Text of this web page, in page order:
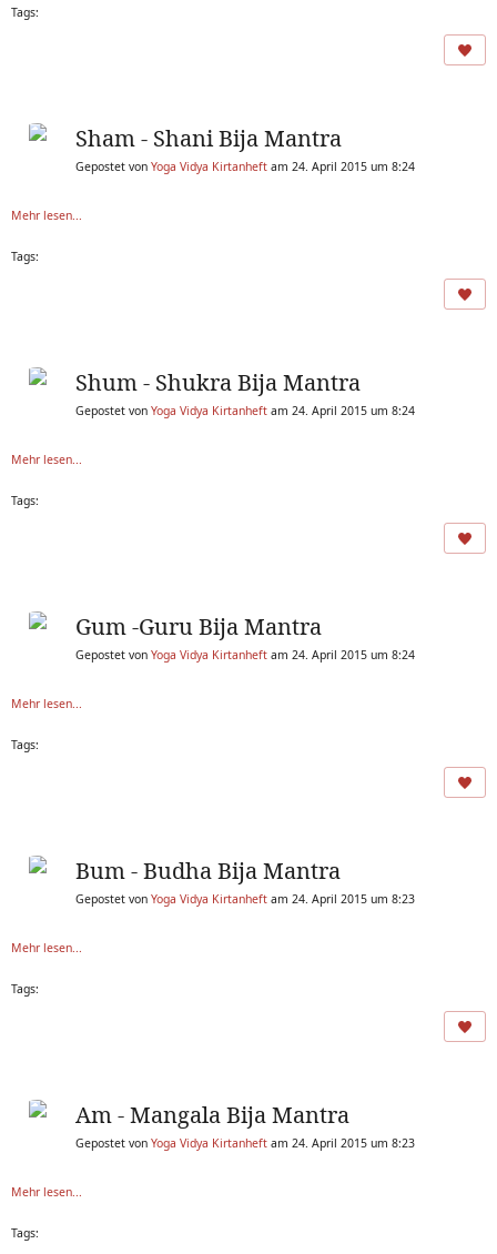
Tags:
Sham - Shani Bija Mantra
Gepostet von Yoga Vidya Kirtanheft am 24. April 2015 um 8:24
Mehr lesen...
Tags:
Shum - Shukra Bija Mantra
Gepostet von Yoga Vidya Kirtanheft am 24. April 2015 um 8:24
Mehr lesen...
Tags:
Gum -Guru Bija Mantra
Gepostet von Yoga Vidya Kirtanheft am 24. April 2015 um 8:24
Mehr lesen...
Tags:
Bum - Budha Bija Mantra
Gepostet von Yoga Vidya Kirtanheft am 24. April 2015 um 8:23
Mehr lesen...
Tags:
Am - Mangala Bija Mantra
Gepostet von Yoga Vidya Kirtanheft am 24. April 2015 um 8:23
Mehr lesen...
Tags: